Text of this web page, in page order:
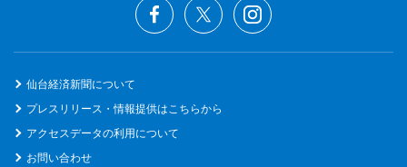
仙台経済新聞について
プレスリリース・情報提供はこちらから
アクセスデータの利用について
お問い合わせ